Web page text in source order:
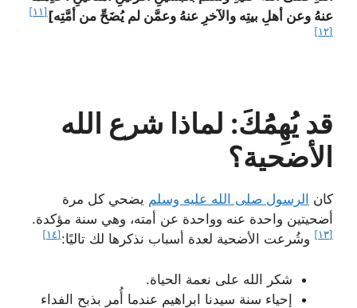
عنهُ وعن أهلِ بيتِه والآخرِ عنهُ وعمَّن لم يُضَحِّ من أمَّتِه] [١١]
[١٢]
قد يُهِمَُكَ: لماذا شرع الله
الأضحية؟
كان الرسول صلى الله عليه وسلم يضحي كل مرة
أضحيتين واحدة عنه وواحدة عن أمته، وهي سنة مؤكدة.
[١٣] وشُرعت الأضحية لعدة أسباب نذكرها لك تاليًا: [١٤]
شكر الله على نعمة الحياة.
إحياء سنة سيدنا ابراهيم عندما أُمر بذبح الفداء